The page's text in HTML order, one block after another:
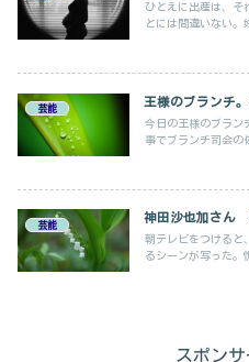
ひとえに出産は、そ
とには間違いない。
芸能
王様のブランチ
今日の王様のブラン
事でブランチ司会の
芸能
神田沙也加さん
朝テレビをつけると
るシーンが写った。
スポン